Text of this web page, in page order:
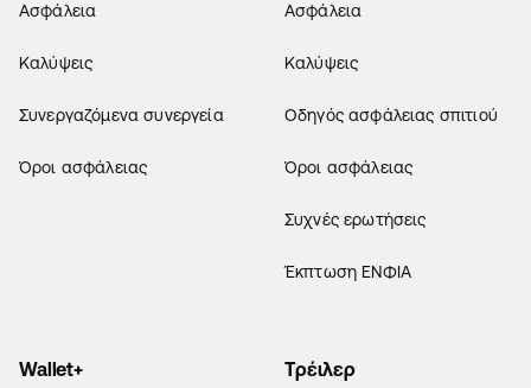
Ασφάλεια
Καλύψεις
Συνεργαζόμενα συνεργεία
Όροι ασφάλειας
Ασφάλεια
Καλύψεις
Οδηγός ασφάλειας σπιτιού
Όροι ασφάλειας
Συχνές ερωτήσεις
Έκπτωση ΕΝΦΙΑ
Wallet+ Τρέιλερ